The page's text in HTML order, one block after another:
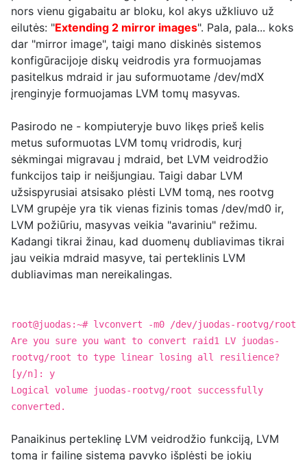
nors vienu gigabaitu ar bloku, kol akys užkliuvo už
eilutės: "Extending 2 mirror images". Pala, pala... koks
dar "mirror image", taigi mano diskinės sistemos
konfigūracijoje diskų veidrodis yra formuojamas
pasitelkus mdraid ir jau suformuotame /dev/mdX
įrenginyje formuojamas LVM tomų masyvas.
Pasirodo ne - kompiuteryje buvo likęs prieš kelis
metus suformuotas LVM tomų vridrodis, kurį
sėkmingai migravau į mdraid, bet LVM veidrodžio
funkcijos taip ir neišjungiau. Taigi dabar LVM
užsispyrusiai atsisako plėsti LVM tomą, nes rootvg
LVM grupėje yra tik vienas fizinis tomas /dev/md0 ir,
LVM požiūriu, masyvas veikia "avariniu" režimu.
Kadangi tikrai žinau, kad duomenų dubliavimas tikrai
jau veikia mdraid masyve, tai perteklinis LVM
dubliavimas man nereikalingas.
root@juodas:~# lvconvert -m0 /dev/juodas-rootvg/root
Are you sure you want to convert raid1 LV juodas-
rootvg/root to type linear losing all resilience?
[y/n]: y
Logical volume juodas-rootvg/root successfully
converted.
Panaikinus perteklinę LVM veidrodžio funkciją, LVM
tomą ir failinę sistemą pavyko išplėsti be jokių